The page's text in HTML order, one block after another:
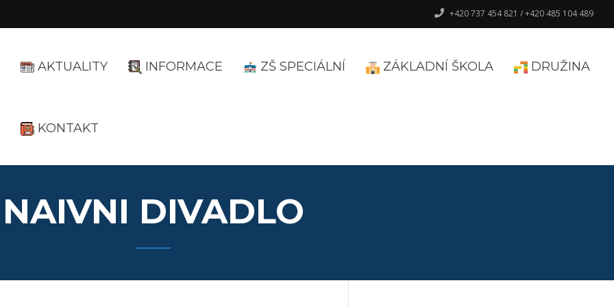
+420 737 454 821 / +420 485 104 489
AKTUALITY INFORMACE ZŠ SPECIÁLNÍ ZÁKLADNÍ ŠKOLA DRUŽINA
KONTAKT
NAIVNI DIVADLO